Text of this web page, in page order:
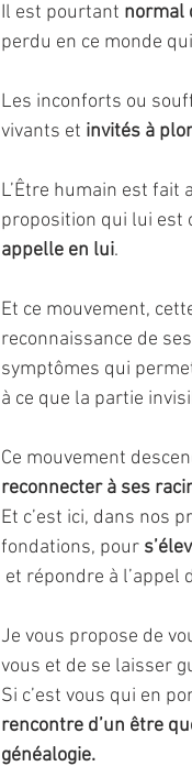
Il est pourtant normal
perdu en ce monde
Les inconforts ou
vivants et invités à
L’Être humain est
proposition qui lui est
appelle en lui.
Et ce mouvement,
reconnaissance de
symptômes qui
à ce que la partie
Ce mouvement
reconnecter à ses
Et c’est ici, dans nos
fondations, pour
et répondre à l’appel
Je vous propose de
vous et de se laisser
Si c’est vous qui en
rencontre d’un être
généalogie.